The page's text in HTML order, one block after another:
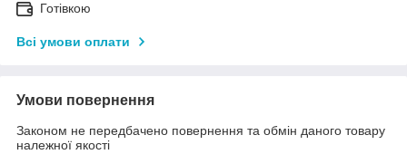
Готівкою
Всі умови оплати
Умови повернення
Законом не передбачено повернення та обмін даного товару
належної якості